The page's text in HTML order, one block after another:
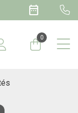
date_range
0